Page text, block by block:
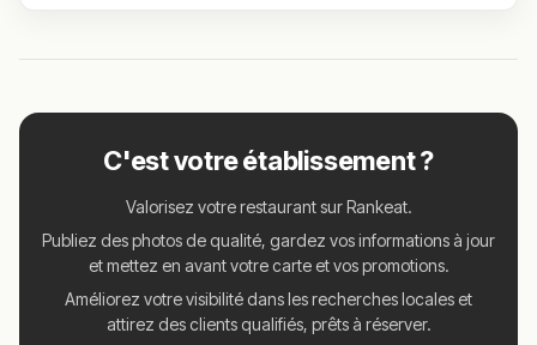
C'est votre établissement ?
Valorisez votre restaurant sur Rankeat.
Publiez des photos de qualité, gardez vos informations à jour
et mettez en avant votre carte et vos promotions.
Améliorez votre visibilité dans les recherches locales et
attirez des clients qualifiés, prêts à réserver.